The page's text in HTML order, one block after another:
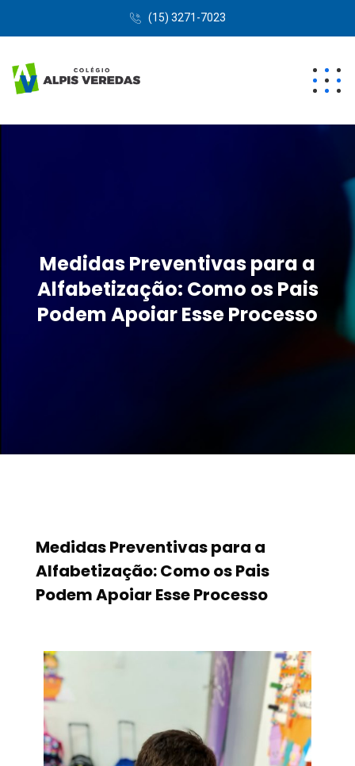
(15) 3271-7023
Medidas Preventivas para a
Alfabetização: Como os Pais
Podem Apoiar Esse Processo
Medidas Preventivas para a
Alfabetização: Como os Pais
Podem Apoiar Esse Processo